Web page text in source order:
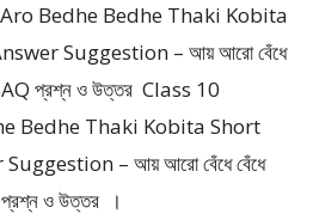
Bedhe Bedhe Thaki Kobita
Suggestion – আয় আরো বেঁধে
SAQ প্রশ্ন ও উত্তর Class 10
Bedhe Thaki Kobita Short
– আয় আরো বেঁধে বেঁধে
প্রশ্ন ও উত্তর ।